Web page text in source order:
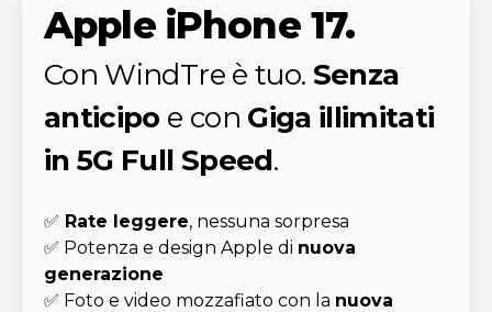
Apple iPhone 17.
Con WindTre è tuo. Senza
anticipo e con Giga illimitati
in 5G Full Speed.
✅ Rate leggere, nessuna sorpresa
✅ Potenza e design Apple di nuova
generazione
✅ Foto e video mozzafiato con la nuova